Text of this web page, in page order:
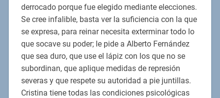
derrocado porque fue elegido mediante elecciones.
Se cree infalible, basta ver la suficiencia con la que
se expresa, para reinar necesita exterminar todo lo
que socave su poder; le pide a Alberto Fernández
que sea duro, que use el lápiz con los que no se
subordinan, que aplique medidas de represión
severas y que respete su autoridad a pie juntillas.
Cristina tiene todas las condiciones psicológicas